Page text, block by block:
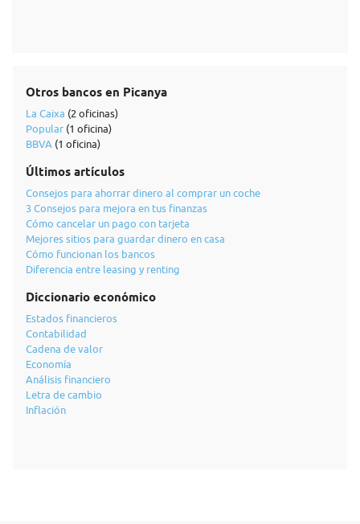
Otros bancos en Picanya
La Caixa (2 oficinas)
Popular (1 oficina)
BBVA (1 oficina)
Últimos artículos
Consejos para ahorrar dinero al comprar un coche
3 Consejos para mejora en tus finanzas
Cómo cancelar un pago con tarjeta
Mejores sitios para guardar dinero en casa
Cómo funcionan los bancos
Diferencia entre leasing y renting
Diccionario económico
Estados financieros
Contabilidad
Cadena de valor
Economía
Análisis financiero
Letra de cambio
Inflación